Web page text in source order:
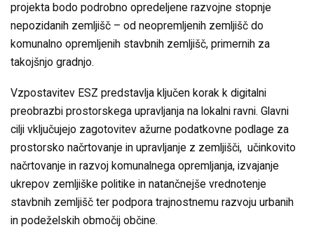
projekta bodo podrobno opredeljene razvojne stopnje
nepozidanih zemljišč – od neopremljenih zemljišč do
komunalno opremljenih stavbnih zemljišč, primernih za
takojšnjo gradnjo.
Vzpostavitev ESZ predstavlja ključen korak k digitalni
preobrazbi prostorskega upravljanja na lokalni ravni. Glavni
cilji vključujejo zagotovitev ažurne podatkovne podlage za
prostorsko načrtovanje in upravljanje z zemljišči, učinkovito
načrtovanje in razvoj komunalnega opremljanja, izvajanje
ukrepov zemljiške politike in natančnejše vrednotenje
stavbnih zemljišč ter podpora trajnostnemu razvoju urbanih
in podeželskih območij občine.